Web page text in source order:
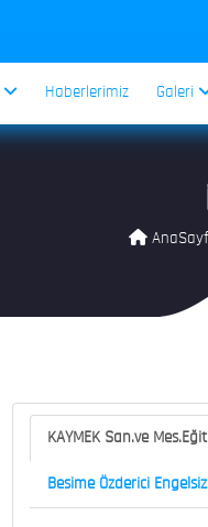
Haberlerimiz Galeri
KAYMEK San.ve
Besime Özderici